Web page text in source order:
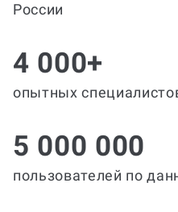
России
4 000+
опытных
5 000 000
пользователей по